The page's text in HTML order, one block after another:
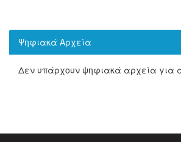
Ψηφιακά Αρχεία
Δεν υπάρχουν ψηφιακά αρχεία για